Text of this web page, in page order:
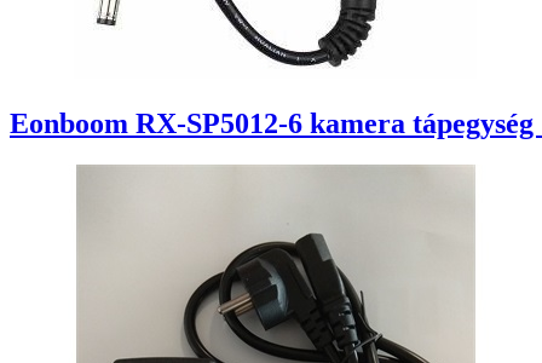
Eonboom RX-SP5012-6 kamera